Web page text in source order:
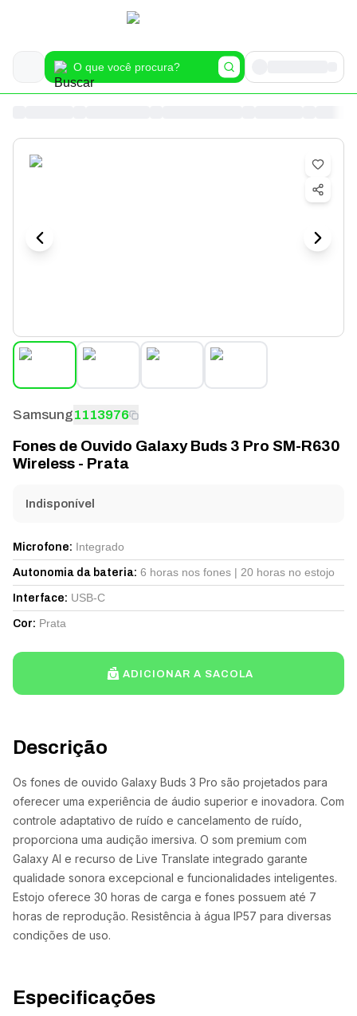
Descrição
Os fones de ouvido Galaxy Buds 3 Pro são projetados para
oferecer uma experiência de áudio superior e inovadora. Com
controle adaptativo de ruído e cancelamento de ruído,
proporciona uma audição imersiva. O som premium com
Galaxy AI e recurso de Live Translate integrado garante
qualidade sonora excepcional e funcionalidades inteligentes.
Estojo oferece 30 horas de carga e fones possuem até 7
horas de reprodução. Resistência à água IP57 para diversas
condições de uso.
Especificações
Samsung1113976
Fones de Ouvido Galaxy Buds 3 Pro SM-R630
Wireless - Prata
Indisponível
Microfone: Integrado
Autonomia da bateria: 6 horas nos fones | 20 horas no estojo
Interface: USB-C
Cor: Prata
ADICIONAR A SACOLA